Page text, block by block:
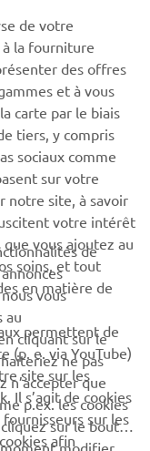
les événements
savoir comment
de
de votre
la fourniture
des offres
et à vous
carte par le biais
tiers, y compris
sociaux comme
sur votre
notre site, à savoir
votre intérêt
vous ajoutez au
soins, et tout
en matière de
permettent de
(p. e. via YouTube)
site sur les
Il s’agit de cookies
sur les
afin
de
vous
au
cliquant sur le
ne pas
n’accepter que
p.ex. les cookies
sur le bouton
modifier